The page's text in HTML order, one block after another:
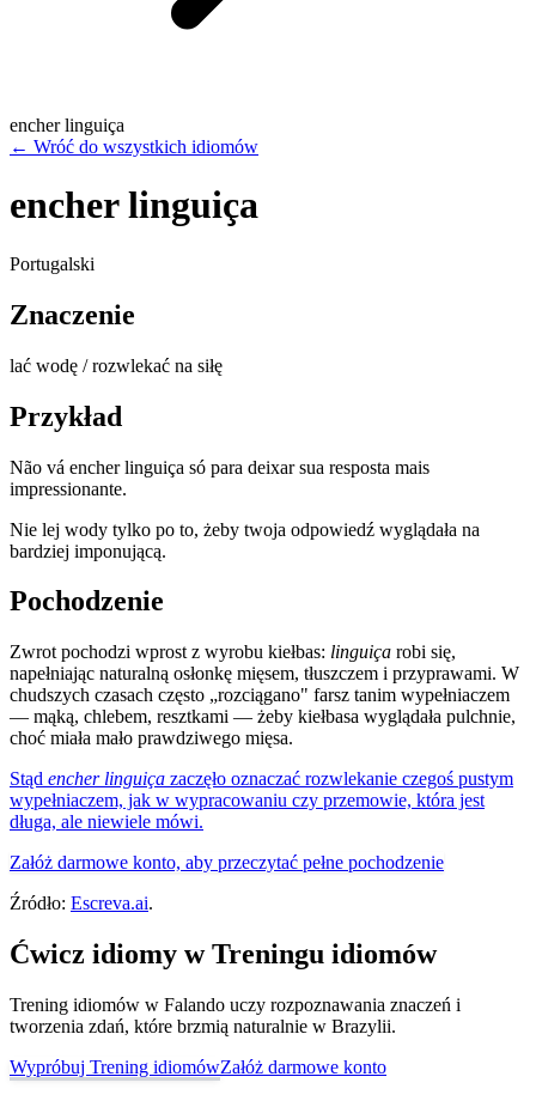
encher linguiça
← Wróć do wszystkich idiomów
encher linguiça
Portugalski
Znaczenie
lać wodę / rozwlekać na siłę
Przykład
Não vá encher linguiça só para deixar sua resposta mais
impressionante.
Nie lej wody tylko po to, żeby twoja odpowiedź wyglądała na
bardziej imponującą.
Pochodzenie
Zwrot pochodzi wprost z wyrobu kiełbas: linguiça robi się,
napełniając naturalną osłonkę mięsem, tłuszczem i przyprawami. W
chudszych czasach często „rozciągano" farsz tanim wypełniaczem
— mąką, chlebem, resztkami — żeby kiełbasa wyglądała pulchnie,
choć miała mało prawdziwego mięsa.
Stąd encher linguiça zaczęło oznaczać rozwlekanie czegoś pustym
wypełniaczem, jak w wypracowaniu czy przemowie, która jest
długa, ale niewiele mówi.
Załóż darmowe konto, aby przeczytać pełne pochodzenie
Źródło: Escreva.ai.
Ćwicz idiomy w Treningu idiomów
Trening idiomów w Falando uczy rozpoznawania znaczeń i
tworzenia zdań, które brzmią naturalnie w Brazylii.
Wypróbuj Trening idiomówZałóż darmowe konto